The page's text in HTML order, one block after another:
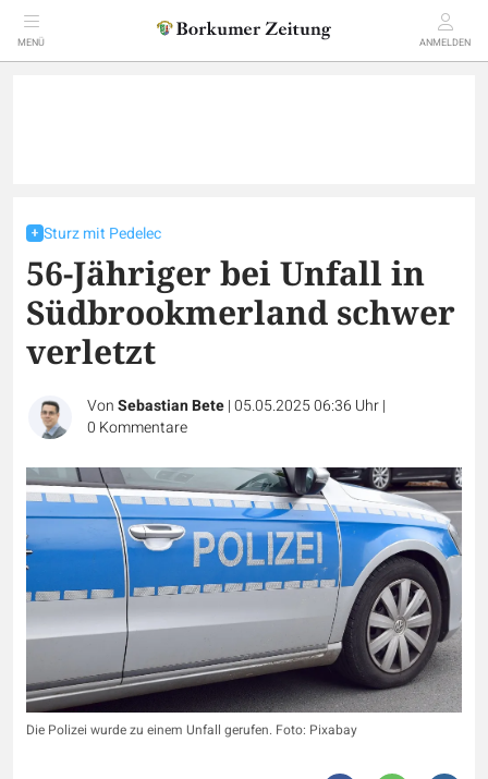
MENÜ ANMELDEN
Sturz mit Pedelec
56-Jähriger bei Unfall in
Südbrookmerland schwer
verletzt
VonSebastian Bete|05.05.2025 06:36 Uhr|
0 Kommentare
Die Polizei wurde zu einem Unfall gerufen. Foto: Pixabay